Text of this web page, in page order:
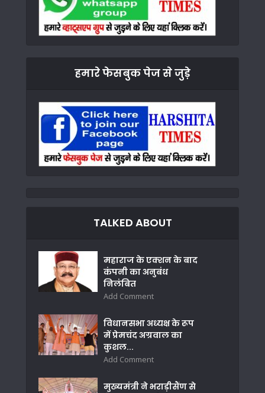
हमारे फेसबुक पेज से जुड़े
TALKED ABOUT
महाराज के एक्शन के बाद
कंपनी का अनुबंध
निलंबित
Add Comment
विधानसभा अध्यक्ष के रूप
में प्रेमचंद अग्रवाल का
कुशल...
Add Comment
मुख्यमंत्री ने भराड़ीसैंण से